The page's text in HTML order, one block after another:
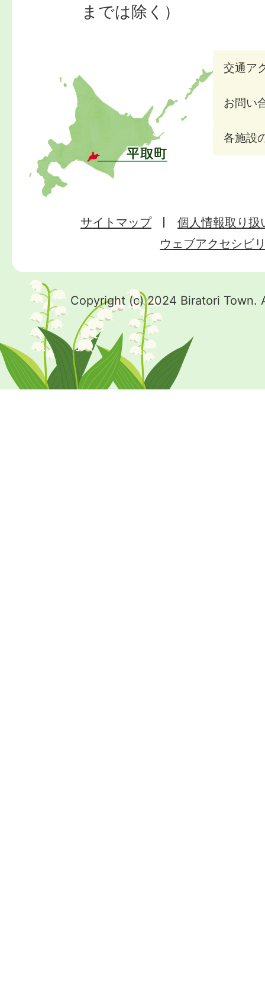
までは除く）
交通ア
お問い
各施設
サイトマップ
個人情報取り扱
ウェブアクセシビ
Copyright (c) 2024 Biratori Town.